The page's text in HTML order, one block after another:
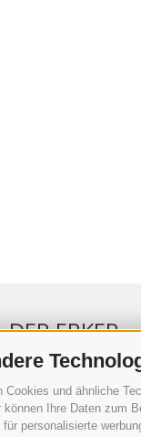
Cookies und ähnliche
Ihre Daten zum
personalisierte
DER ERKER
WERBEN IM ERKER
ONLINE-WERBUNG
SEPA-